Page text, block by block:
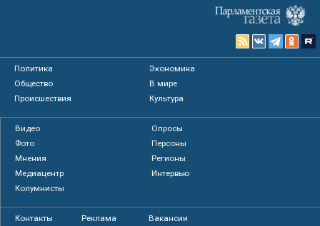
Политика
Экономика
Общество
В мире
Происшествия
Культура
Видео
Опросы
Фото
Персоны
Мнения
Регионы
Медиацентр
Интервью
Колумнисты
Контакты Реклама Вакансии